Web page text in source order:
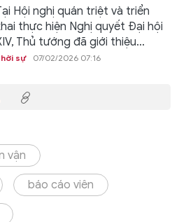
Hội nghị quán triệt và triển
thực hiện Nghị quyết Đại hội
Thủ tướng đã giới thiệu...
sự 07/02/2026 07:16
vận
báo cáo viên